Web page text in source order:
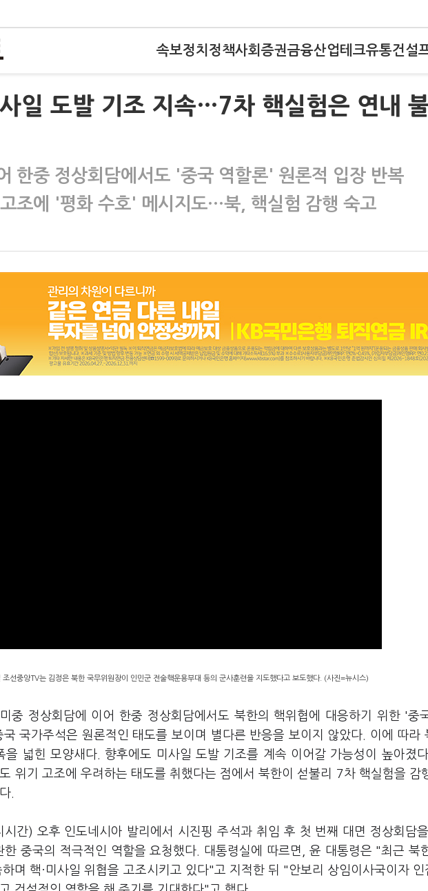
속보정치 정책사회 증권금융산업테크유통건설
일 도발 기조 지속…7차 핵실험은 연내
한중 정상회담에서도 '중국 역할론' 원론적 입장 반복
조에 '평화 수호' 메시지도…북, 핵실험 감행 숙고
선중앙TV는 김정은 북한 국무위원장이 인민군 전술핵운용부대 등의 군사훈련을 지도했다고 보도했다. (사진=뉴시스)
중 정상회담에 이어 한중 정상회담에서도 북한의 핵위협에 대응하기 위한 '중
국가주석은 원론적인 태도를 보이며 별다른 반응을 보이지 않았다. 이에 따라
을 넓힌 모양새다. 향후에도 미사일 도발 기조를 계속 이어갈 가능성이 높아졌
위기 고조에 우려하는 태도를 취했다는 점에서 북한이 섣불리 7차 핵실험을 감
.
간) 오후 인도네시아 발리에서 시진핑 주석과 취임 후 첫 번째 대면 정상회담
중국의 적극적인 역할을 요청했다. 대통령실에 따르면, 윤 대통령은 "최근 북
며 핵·미사일 위협을 고조시키고 있다"고 지적한 뒤 "안보리 상임이사국이자 인